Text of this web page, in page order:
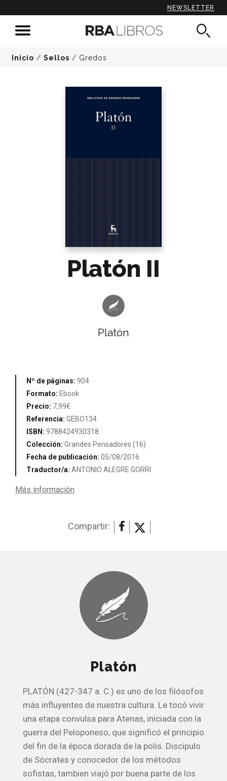
NEWSLETTER
Inicio / Sellos / Gredos
Platón II
Platón
Nº de páginas: 904
Formato: Ebook
Precio: 7,99€
Referencia: GEBO134
ISBN: 9788424930318
Colección: Grandes Pensadores (16)
Fecha de publicación: 05/08/2016
Traductor/a: ANTONIO ALEGRE GORRI
Más información
Compartir:
Platón
PLATÓN (427-347 a. C.) es uno de los filósofos
más influyentes de nuestra cultura. Le tocó vivir
una etapa convulsa para Atenas, iniciada con la
guerra del Peloponeso, que significó el principio
del fin de la época dorada de la polis. Discípulo
de Sócrates y conocedor de los métodos
sofistas, tambien viajó por buena parte de los